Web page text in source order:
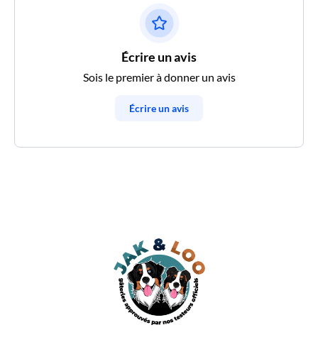
Écrire un avis
Sois le premier à donner un avis
Écrire un avis